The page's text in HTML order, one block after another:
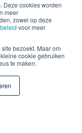
Deze cookies worden
meer
zowel op deze
voor meer
bezoekt. Maar om
cookie gebruiken
te maken.
Line-Up